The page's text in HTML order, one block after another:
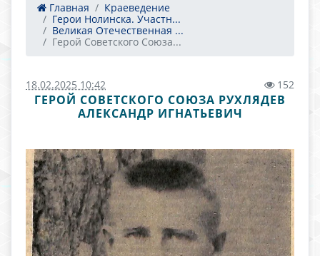
Главная
Краеведение
Герои Нолинска. Участн...
Великая Отечественная ...
Герой Советского Союза...
18.02.2025 10:42 152
ГЕРОЙ СОВЕТСКОГО СОЮЗА РУХЛЯДЕВ
АЛЕКСАНДР ИГНАТЬЕВИЧ